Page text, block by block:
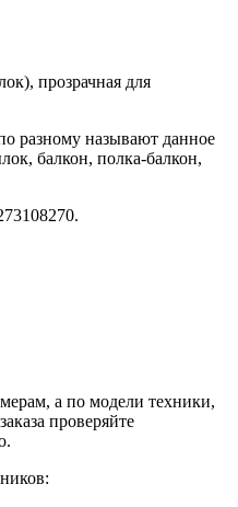
прозрачная для
разному называют данное
балкон, полка-балкон,
а по модели техники,
проверяйте